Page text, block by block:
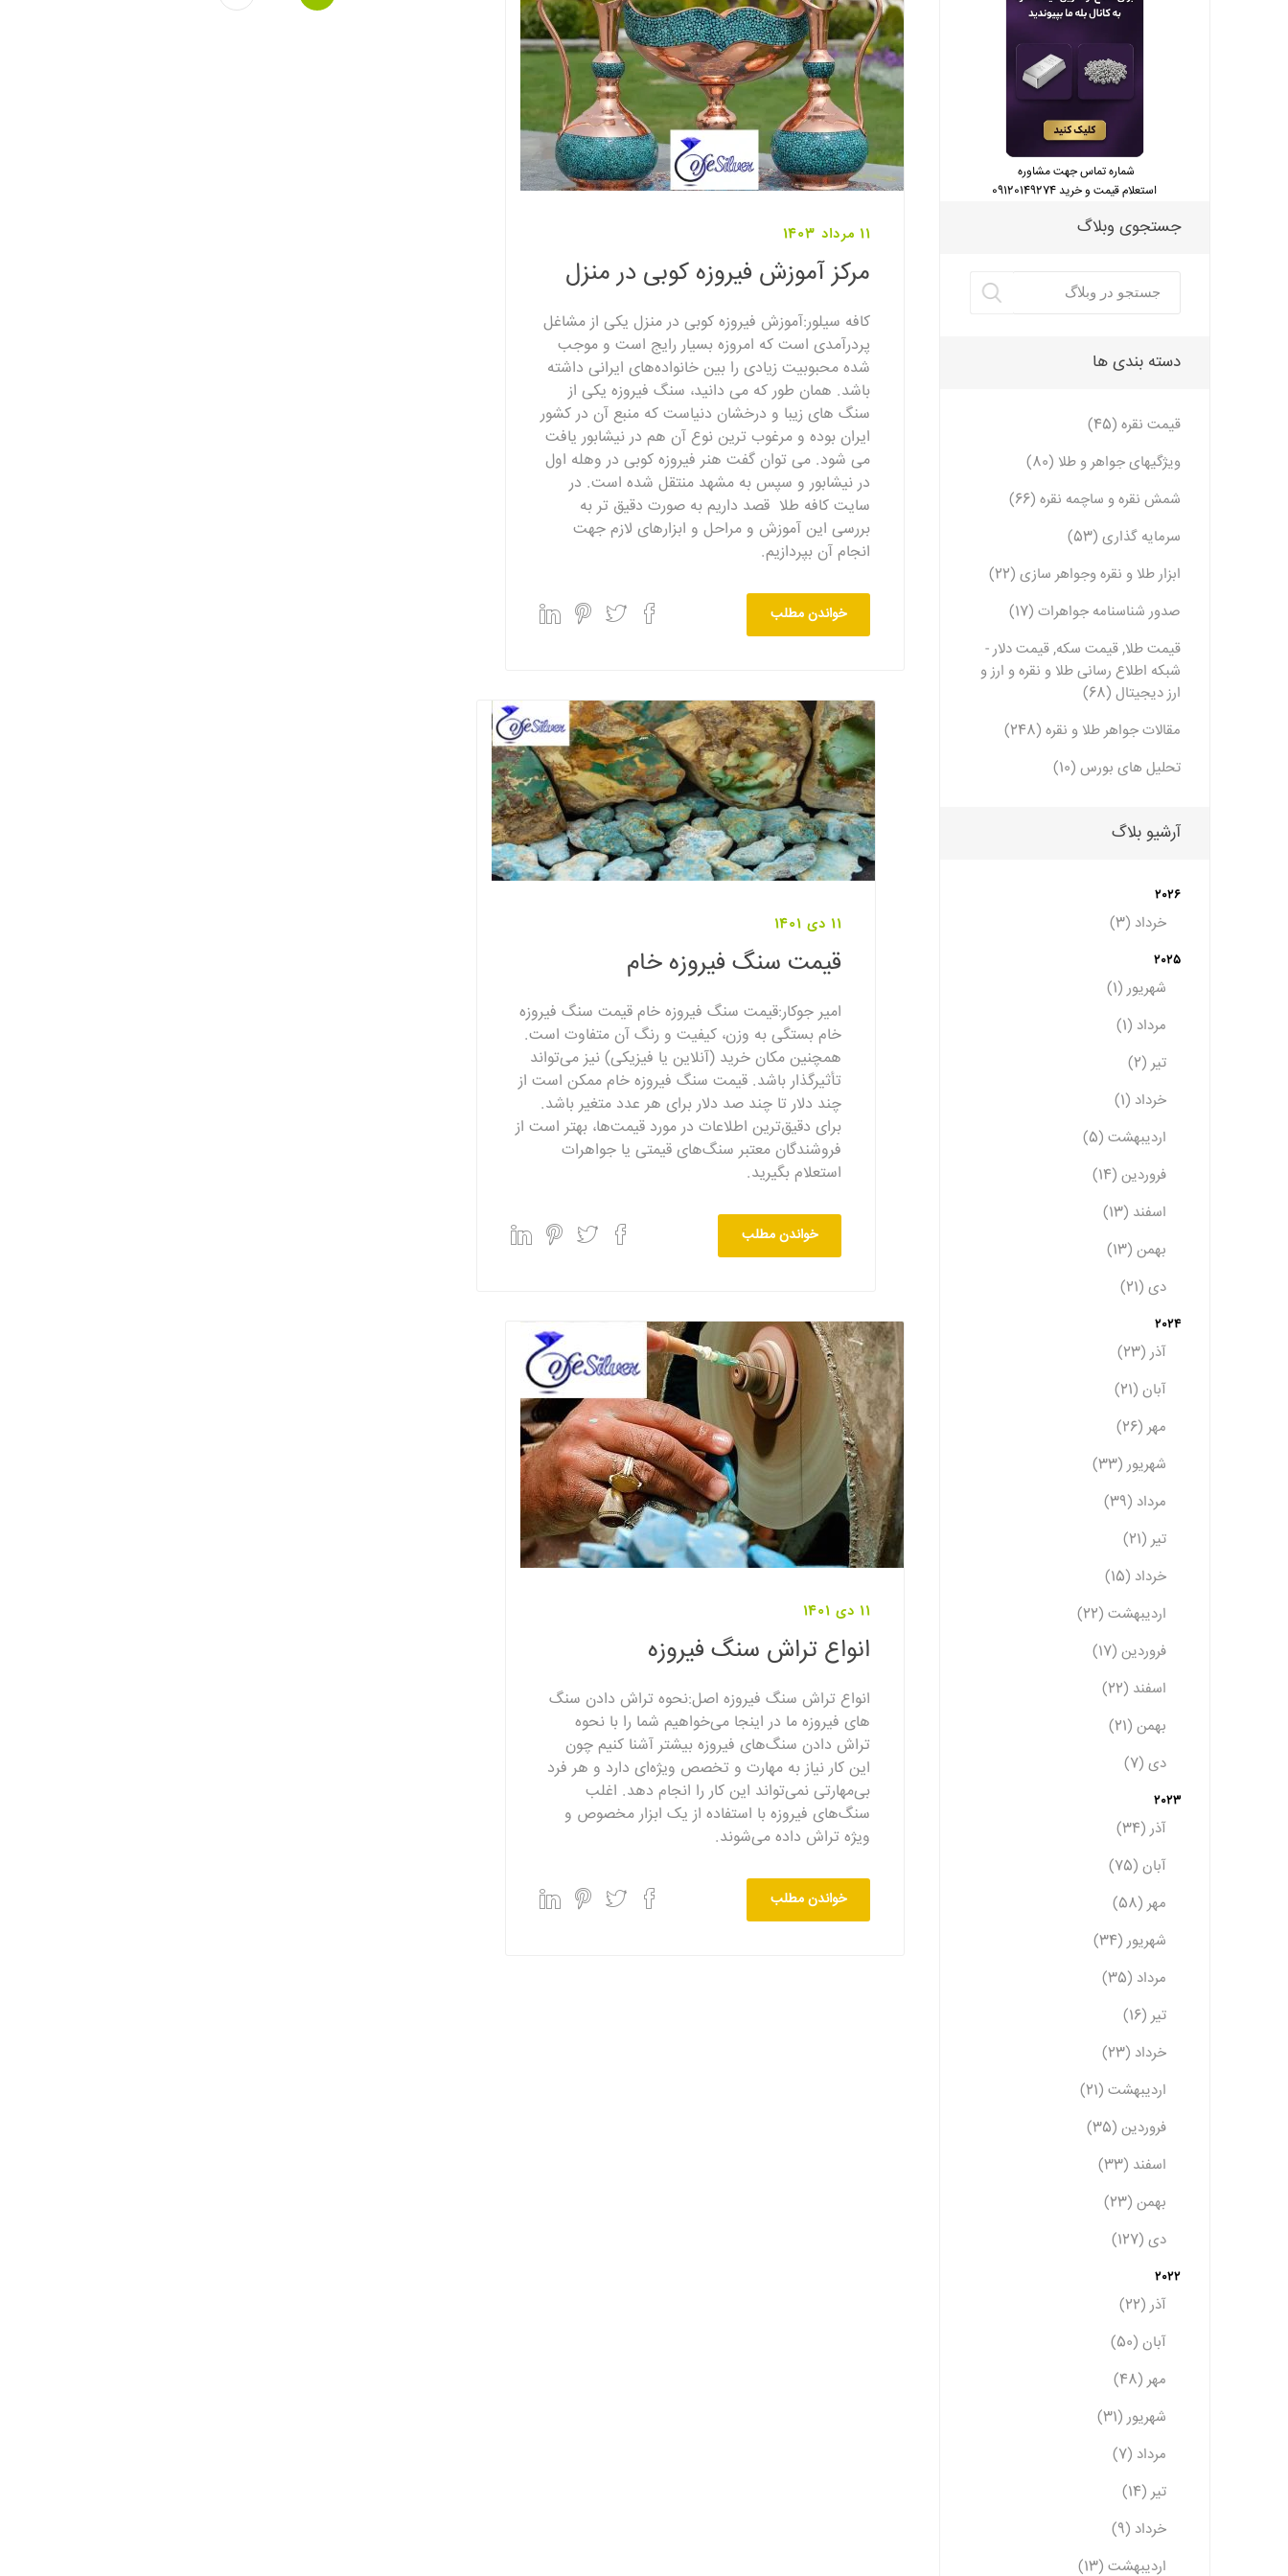
11 مرداد 1403
مرکز آموزش فیروزه کوبی در منزل
کافه سیلور:آموزش فیروزه کوبی در منزل یکی از مشاغل
پردرآمدی است که امروزه بسیار رایج است و موجب
شده محبوبیت زیادی را بین خانواده‌های ایرانی داشته
باشد. همان طور که می دانید، سنگ فیروزه یکی از
سنگ های زیبا و درخشان دنیاست که منبع آن در کشور
ایران بوده و مرغوب ترین نوع آن هم در نیشابور یافت
می شود. می توان گفت هنر فیروزه کوبی در وهله اول
در نیشابور و سپس به مشهد منتقل شده است. در
سایت کافه طلا قصد داریم به صورت دقیق تر به
بررسی این آموزش و مراحل و ابزارهای لازم جهت
انجام آن بپردازیم.
خواندن مطلب
11 دی 1401
قیمت سنگ فیروزه خام
امیر جوکار:قیمت سنگ فیروزه خام قیمت سنگ فیروزه
خام بستگی به وزن، کیفیت و رنگ آن متفاوت است.
همچنین مکان خرید (آنلاین یا فیزیکی) نیز می‌تواند
تأثیرگذار باشد. قیمت سنگ فیروزه خام ممکن است از
چند دلار تا چند صد دلار برای هر عدد متغیر باشد.
برای دقیق‌ترین اطلاعات در مورد قیمت‌ها، بهتر است از
فروشندگان معتبر سنگ‌های قیمتی یا جواهرات
استعلام بگیرید.
خواندن مطلب
11 دی 1401
انواع تراش سنگ فیروزه
انواع تراش سنگ فیروزه اصل:نحوه تراش دادن سنگ
های فیروزه ما در اینجا می‌خواهیم شما را با نحوه
تراش دادن سنگ‌های فیروزه بیشتر آشنا کنیم چون
این کار نیاز به مهارت و تخصص ویژه‌ای دارد و هر فرد
بی‌مهارتی نمی‌تواند این کار را انجام دهد. اغلب
سنگ‌های فیروزه با استفاده از یک ابزار مخصوص و
ویژه تراش داده می‌شوند.
خواندن مطلب
شماره تماس جهت مشاوره
استعلام قیمت و خرید 09120149274
جستجوی وبلاگ
دسته بندی ها
قیمت نقره (45)
ویژگیهای جواهر و طلا (80)
شمش نقره و ساچمه نقره (66)
سرمایه گذاری (53)
ابزار طلا و نقره وجواهر سازی (22)
صدور شناسنامه جواهرات (17)
قیمت طلا, قیمت سکه, قیمت دلار -
شبکه اطلاع رسانی طلا و نقره و ارز و
ارز دیجیتال (68)
مقالات جواهر طلا و نقره (248)
تحلیل های بورس (10)
آرشیو بلاگ
2026
خرداد (3)
2025
شهریور (1)
مرداد (1)
تیر (2)
خرداد (1)
اردیبهشت (5)
فروردین (14)
اسفند (13)
بهمن (13)
دی (21)
2024
آذر (23)
آبان (21)
مهر (26)
شهریور (33)
مرداد (39)
تیر (21)
خرداد (15)
اردیبهشت (22)
فروردین (17)
اسفند (22)
بهمن (21)
دی (7)
2023
آذر (34)
آبان (75)
مهر (58)
شهریور (34)
مرداد (35)
تیر (16)
خرداد (23)
اردیبهشت (21)
فروردین (35)
اسفند (33)
بهمن (23)
دی (127)
2022
آذر (22)
آبان (50)
مهر (48)
شهریور (31)
مرداد (7)
تیر (14)
خرداد (9)
اردیبهشت (13)